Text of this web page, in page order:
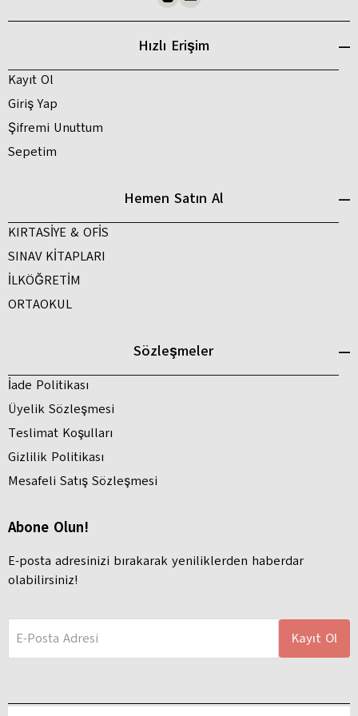
Hızlı Erişim
Kayıt Ol
Giriş Yap
Şifremi Unuttum
Sepetim
Hemen Satın Al
KIRTASİYE & OFİS
SINAV KİTAPLARI
İLKÖĞRETİM
ORTAOKUL
Sözleşmeler
İade Politikası
Üyelik Sözleşmesi
Teslimat Koşulları
Gizlilik Politikası
Mesafeli Satış Sözleşmesi
Abone Olun!
E-posta adresinizi bırakarak yeniliklerden haberdar
olabilirsiniz!
E-Posta Adresi Kayıt Ol